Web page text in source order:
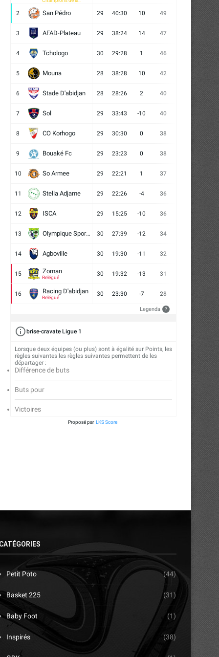
2 San Pédro 29 40:30 10 49
3 AFAD-Plateau 29 38:24 14 47
4 Tchologo 30 29:28 1 46
5 Mouna 28 38:28 10 42
6 Stade D'abidjan 28 28:26 2 40
7 Sol 29 33:43 -10 40
8 CO Korhogo 29 30:30 0 38
9 Bouaké Fc 29 23:23 0 38
10 So Armee 29 22:21 1 37
11 Stella Adjame 29 22:26 -4 36
12 ISCA 29 15:25 -10 36 13
13 Olympique Sport d'Abobo FC 30 27:39 -12 34
14 Agboville 30 19:30 -11 32
15 Zoman
Relégué
30 19:32 -13 31
16 Racing D'abidjan
Relégué
30 23:30 -7 28 10
Legenda ?
brise-cravate Ligue 1
Lorsque deux équipes (ou plus) sont à égalité sur Points, les
règles suivantes les règles suivantes permettent de les
départager :
Différence de buts
Buts pour
Victoires
Proposé par LKS Score
Petit Poto (44)
Basket 225 (31)
Baby Foot (1)
Inspirés (38)